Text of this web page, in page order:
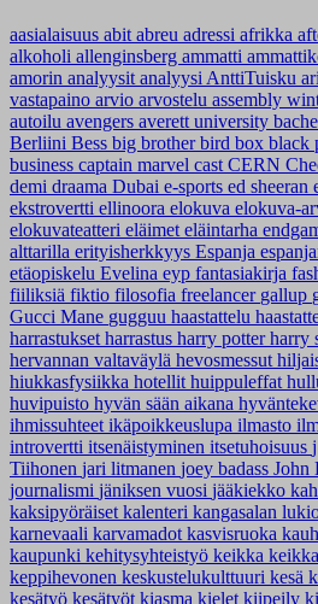
aasialaisuus abit abreu adressi afrikka
alkoholi allenginsberg ammatti
amorin analyysit analyysi AnttiTuisku
vastapaino arvio arvostelu assembly
autoilu avengers averett university
Berliini Bess big brotherbird box black
business captain marvel cast CERN
demi draama Dubai e-sports ed sheeran
ekstrovertti ellinoora elokuva elokuva-
elokuvateatteri eläimet eläintarha
alttarilla erityisherkkyys Espanja
etäopiskelu Evelina eyp fantasiakirja
fiiliksiä fiktio filosofia freelancer gallup
Gucci Mane gugguu haastattelu
harrastukset harrastus harry potterharry
hervannan valtaväylä hevosmessut
hiukkasfysiikka hotellit huippuleffat
huvipuisto hyvän sään aikana
ihmissuhteet ikäpoikkeuslupa ilmasto
introvertti itsenäistyminen itsetuhoisuus
Tiihonen jari litmanen joey badass John
journalismi jäniksen vuosi jääkiekko
kaksipyöräiset kalenteri kangasalan
karnevaali karvamadot kasvisruoka
kaupunki kehitysyhteistyö keikka
keppihevonen keskustelukulttuuri kesä
kesätyö kesätyöt kiasma kielet kiipeily